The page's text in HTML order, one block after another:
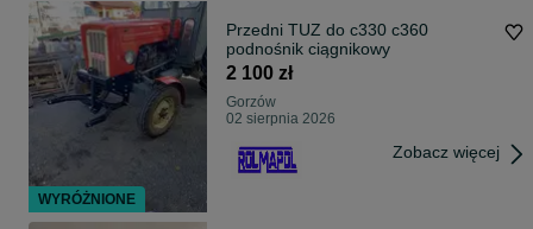
Przedni TUZ do c330 c360
podnośnik ciągnikowy
2 100 zł
Gorzów
02 sierpnia 2026
Zobacz więcej
WYRÓŻNIONE